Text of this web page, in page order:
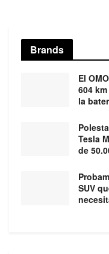
Brands
El
604
la
Tesla
de
SUV